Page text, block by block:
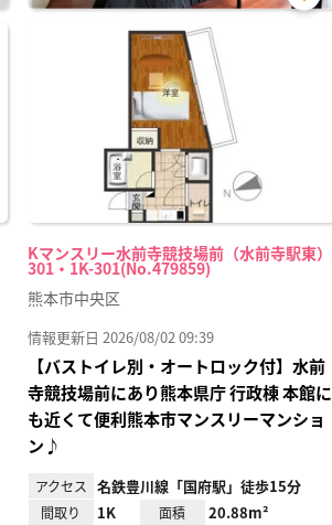
Kマンスリー水前寺競技場前（水前寺駅東）
301・1K-301(No.479859)
お気
熊本市中央区
情報更新日 2026/08/02 09:39
【バストイレ別・オートロック付】水前
寺競技場前にあり熊本県庁 行政棟 本館に
も近くて便利熊本市マンスリーマンショ
ン♪
アクセス 名鉄豊川線「国府駅」徒歩15分
間取り 1K 面積 20.88m²